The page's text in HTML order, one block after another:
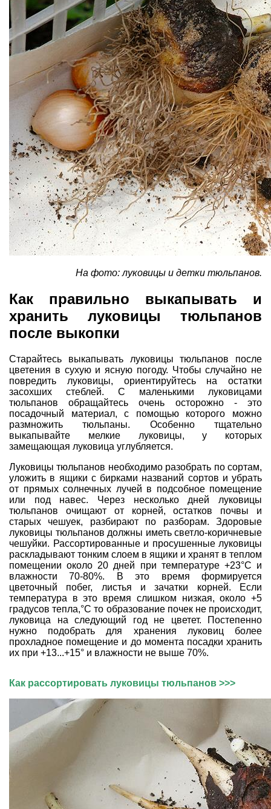
На фото: луковицы и детки тюльпанов.
Как правильно выкапывать и
хранить луковицы тюльпанов
после выкопки
Старайтесь выкапывать луковицы тюльпанов после
цветения в сухую и ясную погоду. Чтобы случайно не
повредить луковицы, ориентируйтесь на остатки
засохших стеблей. С маленькими луковицами
тюльпанов обращайтесь очень осторожно - это
посадочный материал, с помощью которого можно
размножить тюльпаны. Особенно тщательно
выкапывайте мелкие луковицы, у которых
замещающая луковица углубляется.
Луковицы тюльпанов необходимо разобрать по сортам,
уложить в ящики с бирками названий сортов и убрать
от прямых солнечных лучей в подсобное помещение
или под навес. Через несколько дней луковицы
тюльпанов очищают от корней, остатков почвы и
старых чешуек, разбирают по разборам. Здоровые
луковицы тюльпанов должны иметь светло-коричневые
чешуйки. Рассортированные и просушенные луковицы
раскладывают тонким слоем в ящики и хранят в теплом
помещении около 20 дней при температуре +23°С и
влажности 70-80%. В это время формируется
цветочный побег, листья и зачатки корней. Если
температура в это время слишком низкая, около +5
градусов тепла,°С то образование почек не происходит,
луковица на следующий год не цветет. Постепенно
нужно подобрать для хранения луковиц более
прохладное помещение и до момента посадки хранить
их при +13...+15° и влажности не выше 70%.
Как рассортировать луковицы тюльпанов >>>